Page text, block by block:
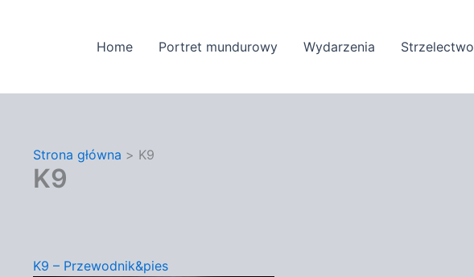
Home Portret mundurowy Wydarzenia Strzelectwo
Strona główna K9
K9
K9 – Przewodnik&pies